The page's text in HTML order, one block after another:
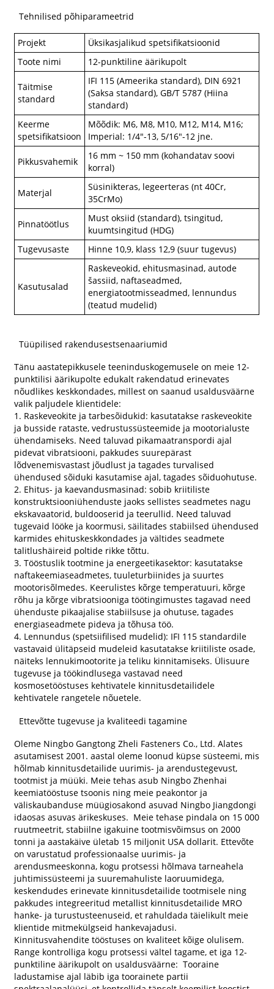
Tehnilised põhiparameetrid
Projekt
Üksikasjalikud spetsifikatsioonid
Toote nimi
12-punktiline äärikupolt
Täitmise
standard
IFI 115 (Ameerika standard), DIN 6921
(Saksa standard), GB/T 5787 (Hiina
standard)
Keerme
spetsifikatsioon
Mõõdik: M6, M8, M10, M12, M14, M16;
Imperial: 1/4"-13, 5/16"-12 jne.
Pikkusvahemik
16 mm ~ 150 mm (kohandatav soovi
korral)
Materjal
Süsinikteras, legeerteras (nt 40Cr,
35CrMo)
Pinnatöötlus
Must oksiid (standard), tsingitud,
kuumtsingitud (HDG)
Tugevusaste
Hinne 10,9, klass 12,9 (suur tugevus)
Kasutusalad
Raskeveokid, ehitusmasinad, autode
šassiid, naftaseadmed,
energiatootmisseadmed, lennundus
(teatud mudelid)
Tüüpilised rakendusestsenaariumid
Tänu aastatepikkusele teeninduskogemusele on meie 12-
punktilisi äärikupolte edukalt rakendatud erinevates
nõudlikes keskkondades, millest on saanud usaldusväärne
valik paljudele klientidele:
1. Raskeveokite ja tarbesõidukid: kasutatakse raskeveokite
ja busside rataste, vedrustussüsteemide ja mootorialuste
ühendamiseks. Need taluvad pikamaatranspordi ajal
pidevat vibratsiooni, pakkudes suurepärast
lõdvenemisvastast jõudlust ja tagades turvalised
ühendused sõiduki kasutamise ajal, tagades sõiduohutuse.
2. Ehitus- ja kaevandusmasinad: sobib kriitiliste
konstruktsiooniühenduste jaoks sellistes seadmetes nagu
ekskavaatorid, buldooserid ja teerullid. Need taluvad
tugevaid lööke ja koormusi, säilitades stabiilsed ühendused
karmides ehituskeskkondades ja vältides seadmete
talitlushäireid poltide rikke tõttu.
3. Tööstuslik tootmine ja energeetikasektor: kasutatakse
naftakeemiaseadmetes, tuuleturbiinides ja suurtes
mootorisõlmedes. Keerulistes kõrge temperatuuri, kõrge
rõhu ja kõrge vibratsiooniga töötingimustes tagavad need
ühenduste pikaajalise stabiilsuse ja ohutuse, tagades
energiaseadmete pideva ja tõhusa töö.
4. Lennundus (spetsiifilised mudelid): IFI 115 standardile
vastavaid ülitäpseid mudeleid kasutatakse kriitiliste osade,
näiteks lennukimootorite ja teliku kinnitamiseks. Ülisuure
tugevuse ja töökindlusega vastavad need
kosmosetööstuses kehtivatele kinnitusdetailidele
kehtivatele rangetele nõuetele.
Ettevõtte tugevuse ja kvaliteedi tagamine
Oleme Ningbo Gangtong Zheli Fasteners Co., Ltd. Alates
asutamisest 2001. aastal oleme loonud küpse süsteemi, mis
hõlmab kinnitusdetailide uurimis- ja arendustegevust,
tootmist ja müüki. Meie tehas asub Ningbo Zhenhai
keemiatööstuse tsoonis ning meie peakontor ja
väliskaubanduse müügiosakond asuvad Ningbo Jiangdongi
idaosas asuvas ärikeskuses. Meie tehase pindala on 15 000
ruutmeetrit, stabiilne igakuine tootmisvõimsus on 2000
tonni ja aastakäive ületab 15 miljonit USA dollarit. Ettevõte
on varustatud professionaalse uurimis- ja
arendusmeeskonna, kogu protsessi hõlmava tarneahela
juhtimissüsteemi ja suuremahuliste laoruumidega,
keskendudes erinevate kinnitusdetailide tootmisele ning
pakkudes integreeritud metallist kinnitusdetailide MRO
hanke- ja turustusteenuseid, et rahuldada täielikult meie
klientide mitmekülgseid hankevajadusi.
Kinnitusvahendite tööstuses on kvaliteet kõige olulisem.
Range kontrolliga kogu protsessi vältel tagame, et iga 12-
punktiline äärikupolt on usaldusväärne: Tooraine
ladustamise ajal läbib iga toorainete partii